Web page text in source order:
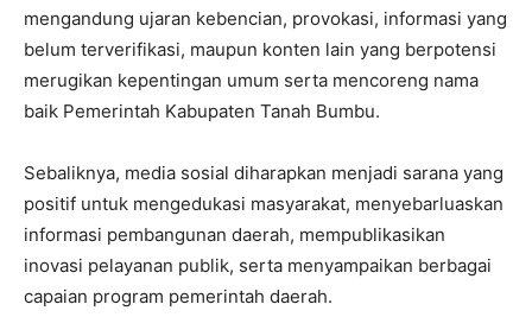
mengandung ujaran kebencian, provokasi, informasi yang
belum terverifikasi, maupun konten lain yang berpotensi
merugikan kepentingan umum serta mencoreng nama
baik Pemerintah Kabupaten Tanah Bumbu.
Sebaliknya, media sosial diharapkan menjadi sarana yang
positif untuk mengedukasi masyarakat, menyebarluaskan
informasi pembangunan daerah, mempublikasikan
inovasi pelayanan publik, serta menyampaikan berbagai
capaian program pemerintah daerah.